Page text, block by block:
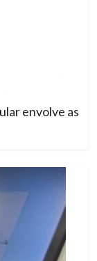
envolve as